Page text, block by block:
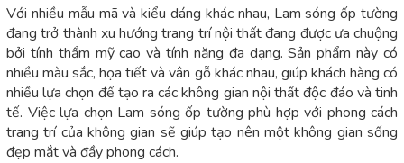
Với nhiều mẫu mã và kiểu dáng khác nhau, Lam sóng ốp tường
đang trở thành xu hướng trang trí nội thất đang được ưa chuộng
bởi tính thẩm mỹ cao và tính năng đa dạng. Sản phẩm này có
nhiều màu sắc, họa tiết và vân gỗ khác nhau, giúp khách hàng có
nhiều lựa chọn để tạo ra các không gian nội thất độc đáo và tinh
tế. Việc lựa chọn Lam sóng ốp tường phù hợp với phong cách
trang trí của không gian sẽ giúp tạo nên một không gian sống
đẹp mắt và đầy phong cách.